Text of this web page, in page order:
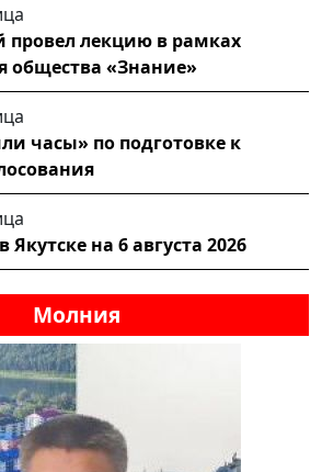
провел лекцию в рамках
общества «Знание»
часы» по подготовке к
на 6 августа 2026
Молния